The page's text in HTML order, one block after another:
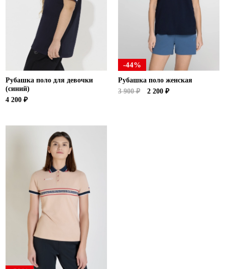
Рубашка поло для девочки
(синий)
4 200 ₽
-44%
Рубашка поло женская
3 900 ₽
2 200 ₽